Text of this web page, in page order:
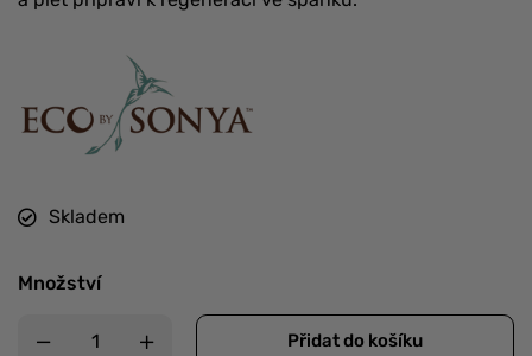
Skladem
Množství
Přidat do košíku